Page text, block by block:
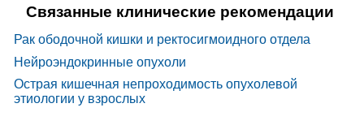
Связанные клинические рекомендации
Рак ободочной кишки и ректосигмоидного отдела
Нейроэндокринные опухоли
Острая кишечная непроходимость опухолевой
этиологии у взрослых